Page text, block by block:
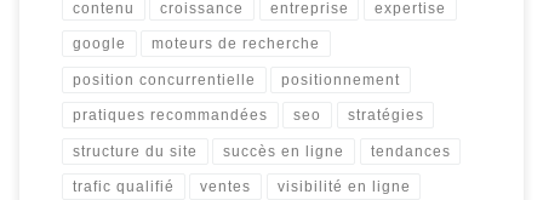
contenu croissance entreprise expertise
google moteurs de recherche
position concurrentielle positionnement
pratiques recommandées seo stratégies
structure du site succès en ligne tendances
trafic qualifié ventes visibilité en ligne